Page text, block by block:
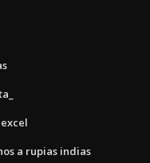
a rupias indias